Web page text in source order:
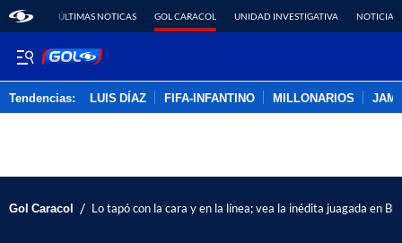
ÚLTIMAS NOTICAS GOL CARACOL UNIDAD INVESTIGATIVA NOTICIAS
Tendencias: LUIS DÍAZ FIFA-INFANTINO MILLONARIOS
Gol Caracol / Lo tapó con la cara y en la línea; vea la inédita juagada en